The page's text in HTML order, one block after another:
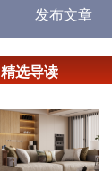
发布文章
精选导读